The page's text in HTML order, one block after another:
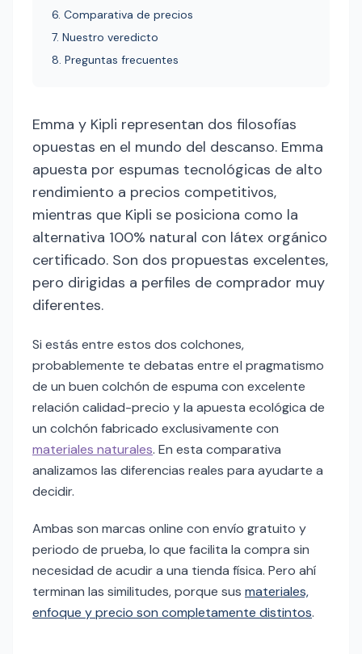
6. Comparativa de precios
7. Nuestro veredicto
8. Preguntas frecuentes
Emma y Kipli representan dos filosofías
opuestas en el mundo del descanso. Emma
apuesta por espumas tecnológicas de alto
rendimiento a precios competitivos,
mientras que Kipli se posiciona como la
alternativa 100% natural con látex orgánico
certificado. Son dos propuestas excelentes,
pero dirigidas a perfiles de comprador muy
diferentes.
Si estás entre estos dos colchones,
probablemente te debatas entre el pragmatismo
de un buen colchón de espuma con excelente
relación calidad-precio y la apuesta ecológica de
un colchón fabricado exclusivamente con
materiales naturales. En esta comparativa
analizamos las diferencias reales para ayudarte a
decidir.
Ambas son marcas online con envío gratuito y
periodo de prueba, lo que facilita la compra sin
necesidad de acudir a una tienda física. Pero ahí
terminan las similitudes, porque sus materiales,
enfoque y precio son completamente distintos.